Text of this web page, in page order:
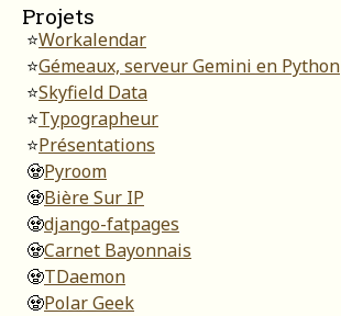
Projets
⭐Workalendar
⭐Gémeaux, serveur Gemini en Python
⭐Skyfield Data
⭐Typographeur
⭐Présentations
🧟Pyroom
🧟Bière Sur IP
🧟django-fatpages
🧟Carnet Bayonnais
🧟TDaemon
🧟Polar Geek